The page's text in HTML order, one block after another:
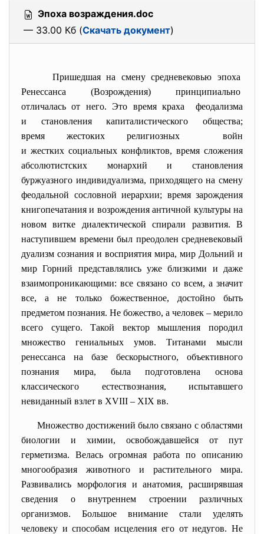
Эпоха возраждения.doc
— 33.00 Кб (Скачать документ)
Пришедшая на смену средневековью эпоха
Ренессанса (Возрождения) принципиально
отличалась от него. Это время краха феодализма
и становлениякапиталистического общества;
время жестоких религиозных войн
и жестких социальных конфликтов, время сложения
абсолютистских монархий и становления
буржуазного индивидуализма, приходящего на смену
феодальной сословной иерархии; время зарождения
книгопечатания и возрождения античной культуры на
новом витке диалектической спирали развития. В
наступившем времени был преодолен средневековый
дуализм сознания и восприятия мира, мир Дольний и
мир Горний представлялись уже близкими и даже
взаимопроникающими: все связано со всем, а значит
все, а не только божественное, достойно быть
предметом познания. Не божество, а человек – мерило
всего сущего. Такой вектор мышления породил
множество гениальных умов. Титанами мысли
ренессанса на базе бескорыстного, объективного
познания мира, была подготовлена основа
классического естествознания, испытавшего
невиданный взлет в XVIII – XIX вв.
Множество достижений было связано с областями
биологии и химии, освобождавшейся от пут
герметизма. Велась огромная работа по описанию
многообразия животного и растительного мира.
Развивались морфология и анатомия, расширявшая
сведения о внутреннем строении различных
организмов. Большое внимание стали уделять
человеку и способам исцеления его от недугов. Не